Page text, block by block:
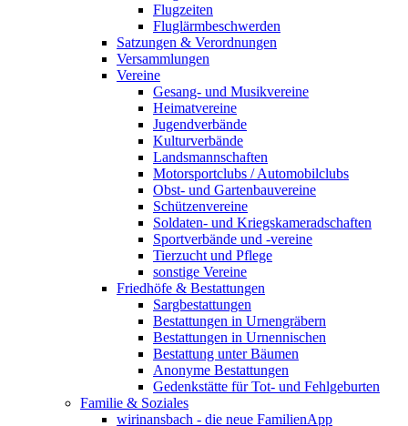
Flugzeiten
Fluglärmbeschwerden
Satzungen & Verordnungen
Versammlungen
Vereine
Gesang- und Musikvereine
Heimatvereine
Jugendverbände
Kulturverbände
Landsmannschaften
Motorsportclubs / Automobilclubs
Obst- und Gartenbauvereine
Schützenvereine
Soldaten- und Kriegskameradschaften
Sportverbände und -vereine
Tierzucht und Pflege
sonstige Vereine
Friedhöfe & Bestattungen
Sargbestattungen
Bestattungen in Urnengräbern
Bestattungen in Urnennischen
Bestattung unter Bäumen
Anonyme Bestattungen
Gedenkstätte für Tot- und Fehlgeburten
Familie & Soziales
wirinansbach - die neue FamilienApp